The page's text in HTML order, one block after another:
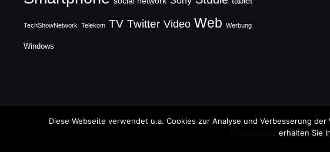
TechShowNetwork Telekom TV Twitter Video Web Werbung
Windows
Copyright © 2026 TechFieber Blog
Diese Webseite verwendet u.a. Cookies zur Analyse und Verbesserung
erhalten Sie